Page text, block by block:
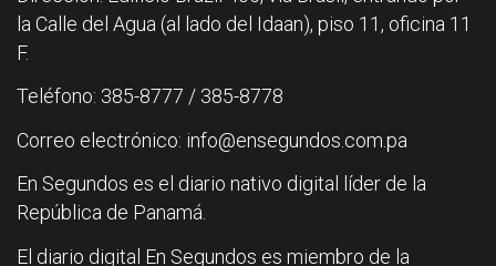
la Calle del Agua (al lado del Idaan), piso 11, oficina 11
F.
Teléfono: 385-8777 / 385-8778
Correo electrónico: info@ensegundos.com.pa
En Segundos es el diario nativo digital líder de la
República de Panamá.
El diario digital En Segundos es miembro de la